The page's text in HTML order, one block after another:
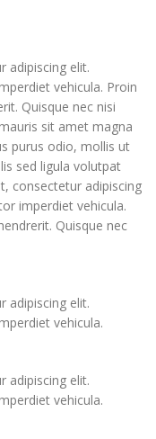
adipiscing elit.
vehicula. Proin
Quisque nec nisi
sit amet magna
purus odio, mollis ut
sed ligula volutpat
consectetur adipiscing
imperdiet vehicula.
Quisque nec
adipiscing elit.
vehicula.
adipiscing elit.
vehicula.